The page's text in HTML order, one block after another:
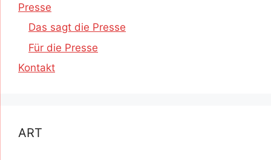
Presse
Das sagt die Presse
Für die Presse
Kontakt
ART